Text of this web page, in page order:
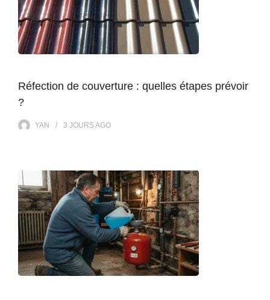
Réfection de couverture : quelles étapes prévoir
?
YAN 3 JOURSAGO